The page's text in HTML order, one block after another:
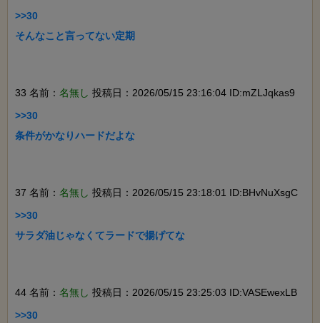
>>30
そんなこと言ってない定期
33 名前： 名無し 投稿日：2026/05/15 23:16:04 ID:mZLJqkas9
>>30
条件がかなりハードだよな
37 名前： 名無し 投稿日：2026/05/15 23:18:01 ID:BHvNuXsgC
>>30
サラダ油じゃなくてラードで揚げてな
44 名前： 名無し 投稿日：2026/05/15 23:25:03 ID:VASEwexLB
>>30